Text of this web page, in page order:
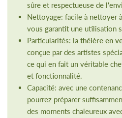
sûre et respectueuse de
Nettoyage: facile à nettoyer
vous garantit une utilisation
Particularités: la théière en
conçue par des artistes
ce qui en fait un véritable
et fonctionnalité.
Capacité: avec une
pourrez préparer
des moments chaleureux